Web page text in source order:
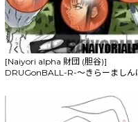
[Naiyori alpha 財団 (胆谷)]
DRUGonBALL-R-～きらーましん